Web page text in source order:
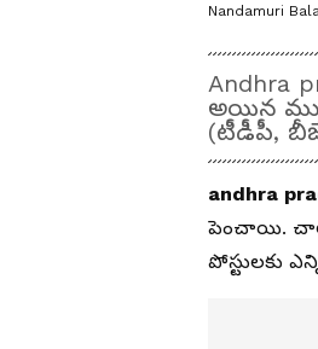
Nandamuri
Andhra
అయిన
(టీడీపీ,
andhra
పెంచాయి. చాలా
పోస్టులకు